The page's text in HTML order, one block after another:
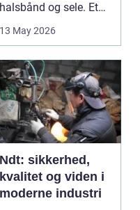
halsbånd og sele. Et
godt bur gi...
13 May 2026
Ndt: sikkerhed,
kvalitet og viden i
moderne industri